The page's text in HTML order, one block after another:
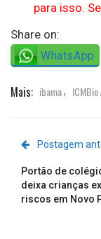
para isso.
Share on:
WhatsApp
Mais: ibama, ICMBio,
Postagem
Portão de
deixa crianças
riscos em Novo